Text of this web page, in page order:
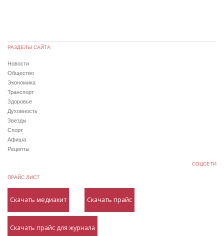
РАЗДЕЛЫ САЙТА
Новости
Общество
Экономика
Транспорт
Здоровье
Духовность
Звезды
Спорт
Афиша
Рецепты
СОЦСЕТИ
ПРАЙС ЛИСТ
Скачать медиакит Скачать прайс
Скачать прайс для журнала